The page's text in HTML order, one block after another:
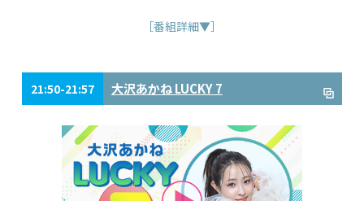
［番組詳細▼］
21:50-21:57 大沢あかね LUCKY 7